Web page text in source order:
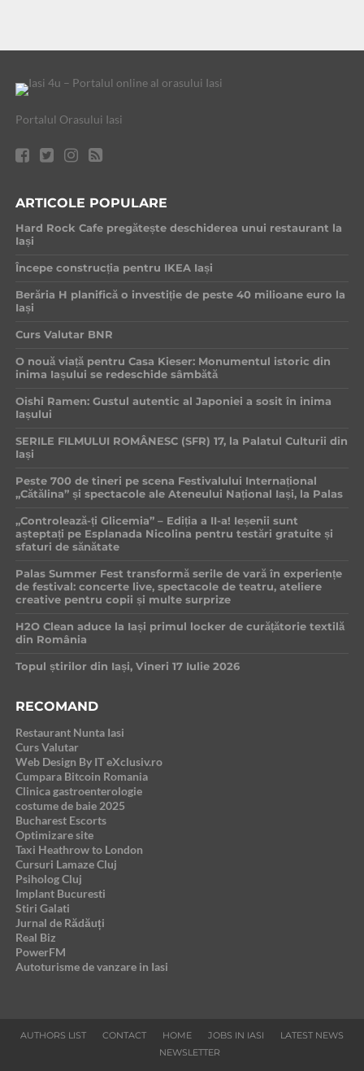
Portalul Orasului Iasi
ARTICOLE POPULARE
Hard Rock Cafe pregătește deschiderea unui restaurant la
Iași
Începe construcția pentru IKEA Iași
Berăria H planifică o investiție de peste 40 milioane euro la
Iași
Curs Valutar BNR
O nouă viață pentru Casa Kieser: Monumentul istoric din
inima Iașului se redeschide sâmbătă
Oishi Ramen: Gustul autentic al Japoniei a sosit în inima
Iașului
SERILE FILMULUI ROMÂNESC (SFR) 17, la Palatul Culturii din
Iași
Peste 700 de tineri pe scena Festivalului Internațional
„Cătălina” și spectacole ale Ateneului Național Iași, la Palas
„Controlează-ți Glicemia” – Ediția a II-a! Ieșenii sunt
așteptați pe Esplanada Nicolina pentru testări gratuite și
sfaturi de sănătate
Palas Summer Fest transformă serile de vară în experiențe
de festival: concerte live, spectacole de teatru, ateliere
creative pentru copii și multe surprize
H2O Clean aduce la Iași primul locker de curățătorie textilă
din România
Topul știrilor din Iași, Vineri 17 Iulie 2026
RECOMAND
Restaurant Nunta Iasi
Curs Valutar
Web Design By IT eXclusiv.ro
Cumpara Bitcoin Romania
Clinica gastroenterologie
costume de baie 2025
Bucharest Escorts
Optimizare site
Taxi Heathrow to London
Cursuri Lamaze Cluj
Psiholog Cluj
Implant Bucuresti
Stiri Galati
Jurnal de Rădăuți
Real Biz
PowerFM
Autoturisme de vanzare in Iasi
AUTHORS LIST CONTACT HOME JOBS IN IASI
LATEST NEWS
NEWSLETTER